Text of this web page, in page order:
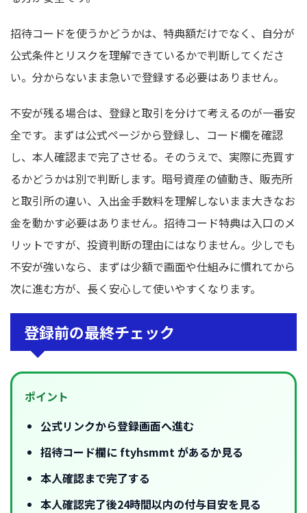
招待コードを使うかどうかは、特典額だけでなく、自分が
公式条件とリスクを理解できているかで判断してくださ
い。分からないまま急いで登録する必要はありません。
不安が残る場合は、登録と取引を分けて考えるのが一番安
全です。まずは公式ページから登録し、コード欄を確認
し、本人確認まで完了させる。そのうえで、実際に売買す
るかどうかは別で判断します。暗号資産の値動き、販売所
と取引所の違い、入出金手数料を理解しないまま大きなお
金を動かす必要はありません。招待コード特典は入口のメ
リットですが、投資判断の理由にはなりません。少しでも
不安が強いなら、まずは少額で画面や仕組みに慣れてから
次に進む方が、長く安心して使いやすくなります。
登録前の最終チェック
ポイント
公式リンクから登録画面へ進む
招待コード欄に ftyhsmmt があるか見る
本人確認まで完了する
本人確認完了後24時間以内の付与目安を見る